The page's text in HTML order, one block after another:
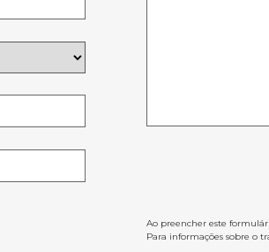
Ao preencher este
Para informações sobre o